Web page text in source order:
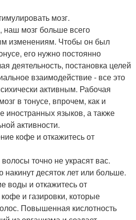
мозг.
мозг больше всего
изменениям. Чтобы он был
его нужно постоянно
деятельность, постановка целей
взаимодействие - все это
активным. Рабочая
в тонусе, впрочем, как и
иностранных языков, а также
активности.
кофе и откажитесь от
точно не украсят вас.
накинут десяток лет или больше.
воды и откажитесь от
и газировки, которые
Повышенная кислотность